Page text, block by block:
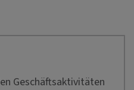
Geschäftsaktivitäten